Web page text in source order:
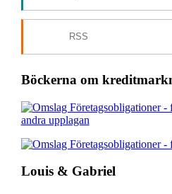
RSS
Böckerna om
Louis & Gabriel